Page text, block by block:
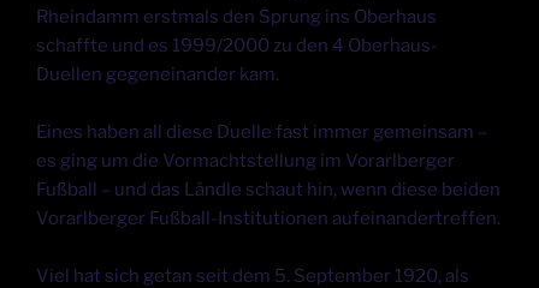
Rheindamm erstmals den Sprung ins Oberhaus
schaffte und es 1999/2000 zu den 4 Oberhaus-
Duellen gegeneinander kam.
Eines haben all diese Duelle fast immer gemeinsam –
es ging um die Vormachtstellung im Vorarlberger
Fußball – und das Ländle schaut hin, wenn diese beiden
Vorarlberger Fußball-Institutionen aufeinandertreffen.
Viel hat sich getan seit dem 5. September 1920, als